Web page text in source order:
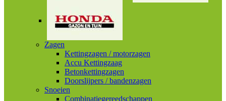
Zagen
Kettingzagen / motorzagen
Accu Kettingzaag
Betonkettingzagen
Doorslijpers / bandenzagen
Snoeien
Combinatiegereedschappen